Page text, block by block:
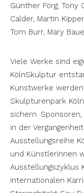
Günther Förg, Tony
Calder, Martin
Tom Burr, Mary
Viele Werke sind
KölnSkulptur
Kunstwerke
Skulpturenpark
sichern.
in der
Ausstellungsreihe
und Künstlerinnen
Ausstellungszyklus
internationalen